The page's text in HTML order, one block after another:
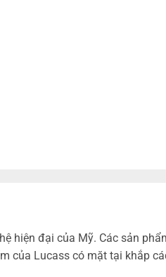
hiện đại của Mỹ. Các sản
của Lucass có mặt tại khắp